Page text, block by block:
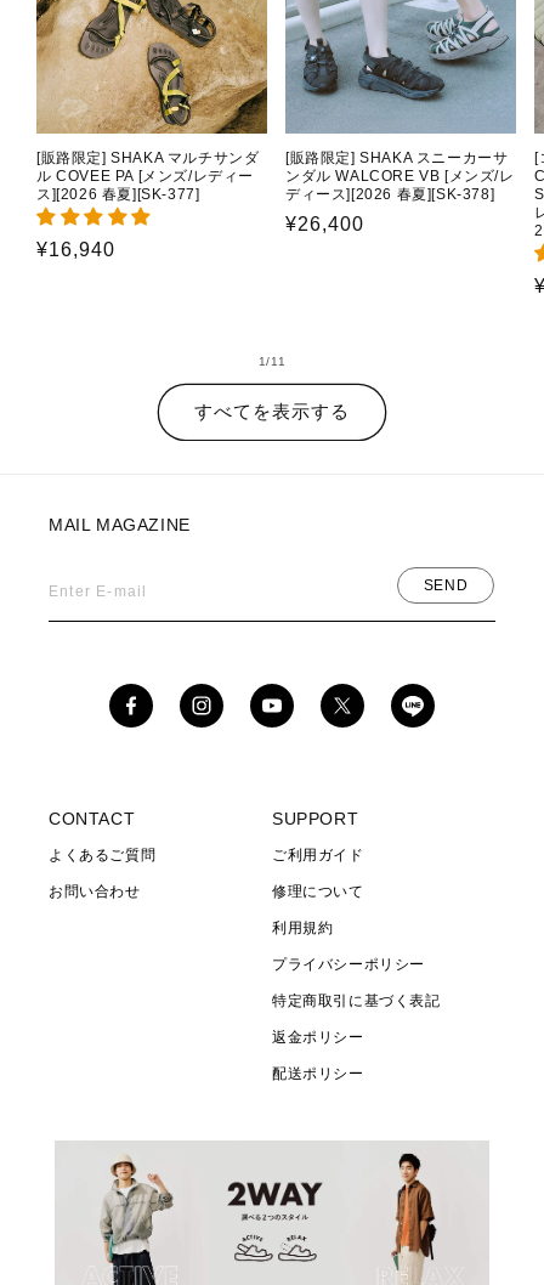
[販路限定] SHAKA マルチサンダ
ル COVEE PA [メンズ/レディー
ス][2026 春夏][SK-377]
通
¥16,940
[販路限定] SHAKA スニーカーサ
ンダル WALCORE VB [メンズ/レ
ディース][2026 春夏][SK-378]
通
¥26,400
[
1/の
11
すべてを表示する
CONTACT
よくあるご質問
お問い合わせ
SUPPORT
ご利用ガイド
修理について
利用規約
プライバシーポリシー
特定商取引に基づく表記
返金ポリシー
配送ポリシー
MAIL MAGAZINE
Enter E-mail SEND
FacebookInstagramYouTubeX